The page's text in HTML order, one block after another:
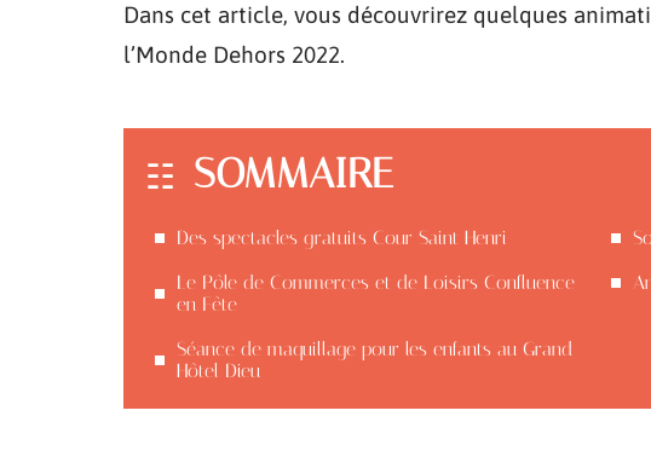
Dans cet article, vous découvrirez quelques
l’Monde Dehors 2022.
SOMMAIRE
Des spectacles gratuits Cour Saint Henri
Le Pôle de Commerces et de Loisirs Confluence
en Fête
Séance de maquillage pour les enfants au Grand
Hôtel Dieu